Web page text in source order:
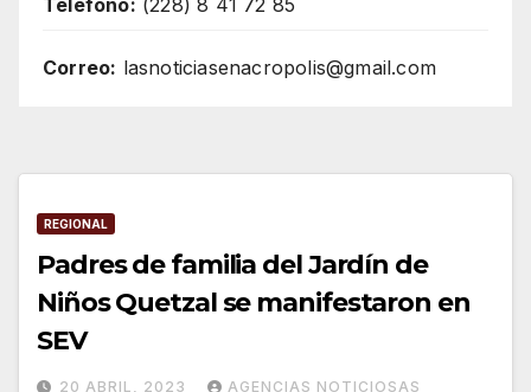
Correo: lasnoticiasenacropolis@gmail.com
REGIONAL
Padres de familia del Jardín de
Niños Quetzal se manifestaron en
SEV
20 ABRIL, 2023 AGENCIAS NOTICIOSAS